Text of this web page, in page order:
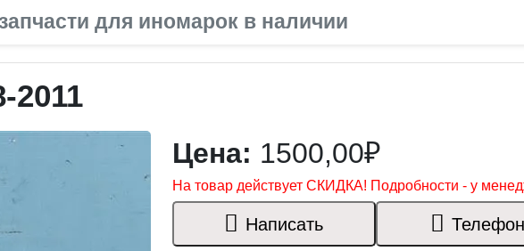
для иномарок в наличии
2011
Цена: 1500,00₽
На товар действует СКИДКА! Подробности - у
Написать Телефон